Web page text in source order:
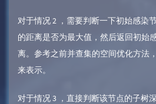
对于情况 2 ，需要判断一下初始感染
的距离是否为最大值，然后返回初始
离。参考之前并查集的空间优化方法
来表示。
对于情况 3 ，直接判断该节点的子树